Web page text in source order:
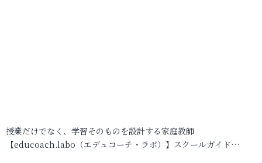
授業だけでなく、学習そのものを設計する家庭教師
【educoach.labo（エデュコーチ・ラボ）】スクールガイド…